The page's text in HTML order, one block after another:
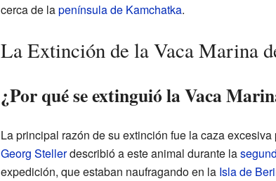
cerca de lapenínsula de Kamchatka.
La Extinción de la Vaca Marina
¿Por qué se extinguió la Vaca
La principal razón de su extinción fue la caza
Georg Stellerdescribió a este animal durante la
expedición, que estaban naufragando en la Isla de